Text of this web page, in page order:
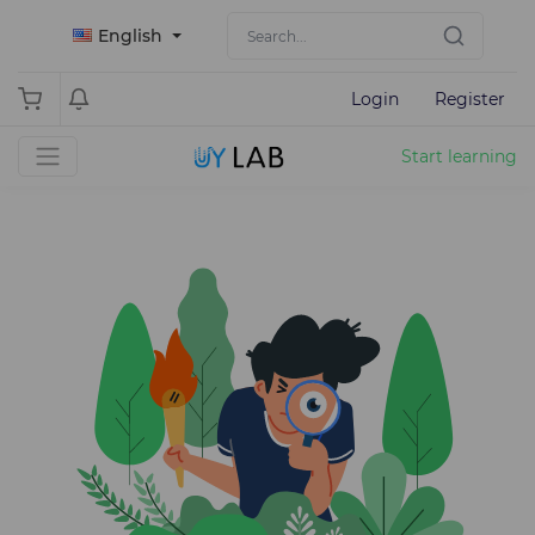
English
Login Register
Start learning